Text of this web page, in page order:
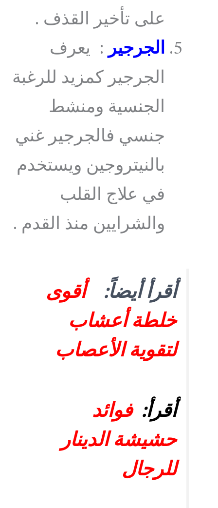
على تأخير القذف .
الجرجير : يعرف
الجرجير كمزيد للرغبة
الجنسية ومنشط
جنسي فالجرجير غني
بالنيتروجين ويستخدم
في علاج القلب
والشرايين منذ القدم .
أقرأ أيضاً:
أقوى
خلطة أعشاب
لتقوية الأعصاب
أقرأ: فوائد
حشيشة الدينار
للرجال